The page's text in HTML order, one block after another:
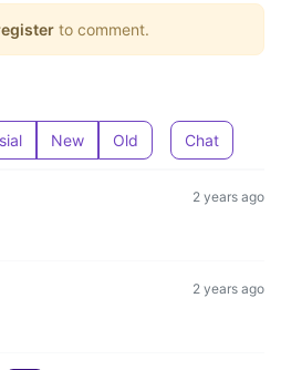
to comment.
New Old Chat
2 years ago
2 years ago